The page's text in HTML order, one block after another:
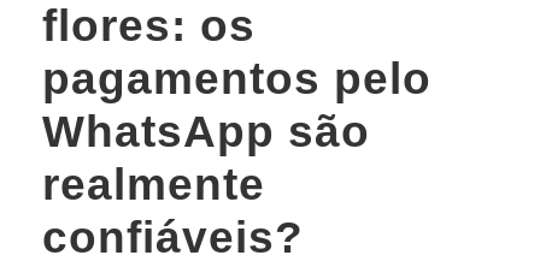
flores: os
pagamentos pelo
WhatsApp são
realmente
confiáveis?